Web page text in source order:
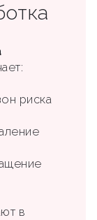
риска
в